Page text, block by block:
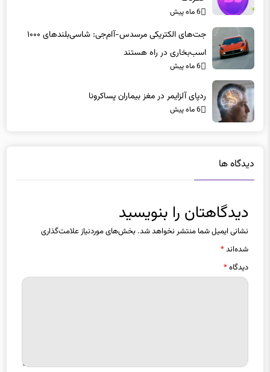
اسب‌بخاری در راه هستند
6 ماه پیش
نشانی ایمیل شما منتشر نخواهد شد.بخش‌های موردنیاز علامت‌گذاری
شده‌اند*
دیدگاه*